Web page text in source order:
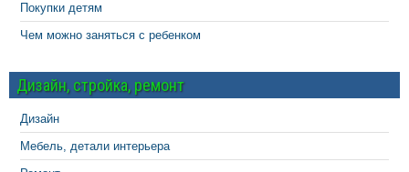
Покупки детям
Чем можно заняться с ребенком
Дизайн, стройка, ремонт
Дизайн
Мебель, детали интерьера